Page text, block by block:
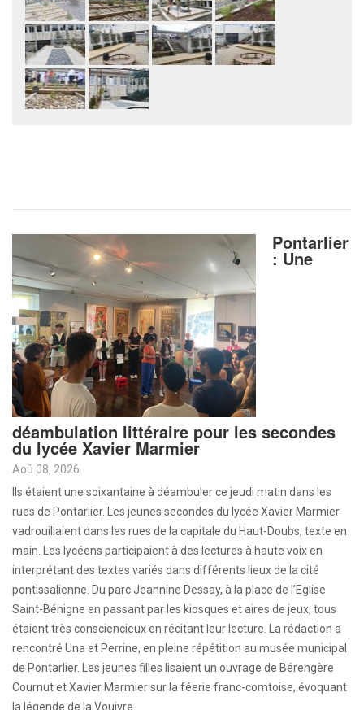
Pontarlier
: Une
déambulation littéraire pour les secondes
du lycée Xavier Marmier
Aoû 08, 2026
Ils étaient une soixantaine à déambuler ce jeudi matin dans les
rues de Pontarlier. Les jeunes secondes du lycée Xavier Marmier
vadrouillaient dans les rues de la capitale du Haut-Doubs, texte en
main. Les lycéens participaient à des lectures à haute voix en
interprétant des textes variés dans différents lieux de la cité
pontissalienne. Du parc Jeannine Dessay, à la place de l’Eglise
Saint-Bénigne en passant par les kiosques et aires de jeux, tous
étaient très consciencieux en récitant leur lecture. La rédaction a
rencontré Una et Perrine, en pleine répétition au musée municipal
de Pontarlier. Les jeunes filles lisaient un ouvrage de Bérengère
Cournut et Xavier Marmier sur la féerie franc-comtoise, évoquant
la légende de la Vouivre.